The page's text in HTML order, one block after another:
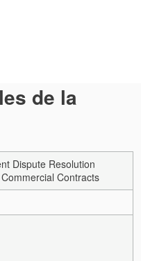
de la
Dispute Resolution
Contracts